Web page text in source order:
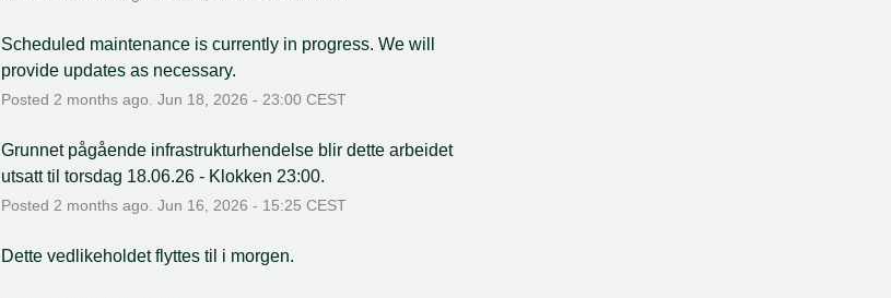
Scheduled maintenance is currently in progress. We will
provide updates as necessary.
Posted 2 months ago. Jun 18 2026 - 23:00CEST
Grunnet pågående infrastrukturhendelse blir dette arbeidet
utsatt til torsdag 18.06.26 - Klokken 23:00.
Posted 2 months ago. Jun 16 2026 - 15:25 CEST
Dette vedlikeholdet flyttes til i morgen.